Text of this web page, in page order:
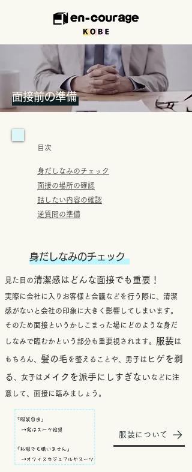
面接前の準備
目次
身だしなみのチェック
面接の場所の確認
話したい内容の確認
逆質問の準備
身だしなみのチェック
見た目の清潔感はどんな面接でも重要！
実際に会社に入りお客様と会議などを行う際に、清潔
感がないと会社の印象に大きく影響してしまいます。
そのため面接というかしこまった場にどのような身だ
しなみで臨むかという部分も重要視されます。 服装は
もちろん、 髪の毛 を整えることや、男子は ヒゲを剃
る
、女子は メイクを派手にしすぎない などに注
意して、面接に臨みましょう。
服装について